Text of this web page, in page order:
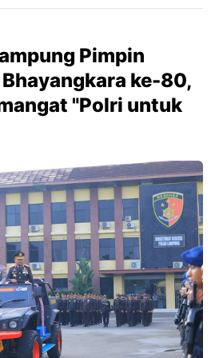
Pimpin
ke-80,
"Polri untuk